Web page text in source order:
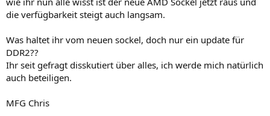
die verfügbarkeit steigt auch langsam.
Was haltet ihr vom neuen sockel, doch nur ein update für
DDR2??
Ihr seit gefragt disskutiert über alles, ich werde mich natürlich
auch beteiligen.
MFG Chris